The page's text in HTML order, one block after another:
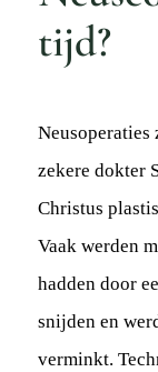
tijd?
zekere dokter
Christus
Vaak werden
hadden door
snijden en
verminkt.